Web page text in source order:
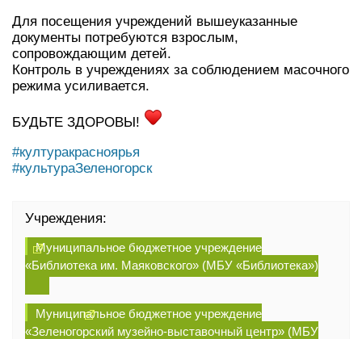
Для посещения учреждений вышеуказанные
документы потребуются взрослым,
сопровождающим детей.
Контроль в учреждениях за соблюдением масочного
режима усиливается.
БУДЬТЕ ЗДОРОВЫ!
#културакрасноярья
#культураЗеленогорск
Учреждения:
Муниципальное бюджетное учреждение
«Библиотека им. Маяковского» (МБУ «Библиотека»)
Муниципальное бюджетное учреждение
«Зеленогорский музейно-выставочный центр» (МБУ